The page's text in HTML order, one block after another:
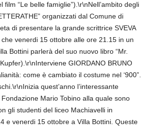
film “Le belle famiglie”).\r\nNell’ambito degli
organizzati dal Comune di
di presentare la grande scrittrice SVEVA
che venerdi 15 ottobre alle ore 21.15 in un
Bottini parlerà del suo nuovo libro “Mr.
GIORDANO BRUNO
come è cambiato il costume nel ‘900”.
quest’anno l’interessante
Mario Tobino alla quale sono
gli studenti del liceo Machiavelli in
e venerdi 15 ottobre a Villa Bottini. Queste